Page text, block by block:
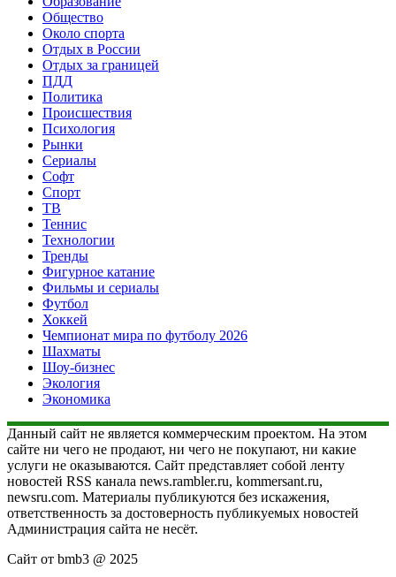
Общество
Около спорта
Отдых в России
Отдых за границей
ПДД
Политика
Происшествия
Психология
Рынки
Сериалы
Софт
Спорт
ТВ
Теннис
Технологии
Тренды
Фигурное катание
Фильмы и сериалы
Футбол
Хоккей
Чемпионат мира по футболу 2026
Шахматы
Шоу-бизнес
Экология
Экономика
Данный сайт не является коммерческим проектом. На этом
сайте ни чего не продают, ни чего не покупают, ни какие
услуги не оказываются. Сайт представляет собой ленту
новостей RSS канала news.rambler.ru, kommersant.ru,
newsru.com. Материалы публикуются без искажения,
ответственность за достоверность публикуемых новостей
Администрация сайта не несёт.
Сайт от bmb3 @ 2025